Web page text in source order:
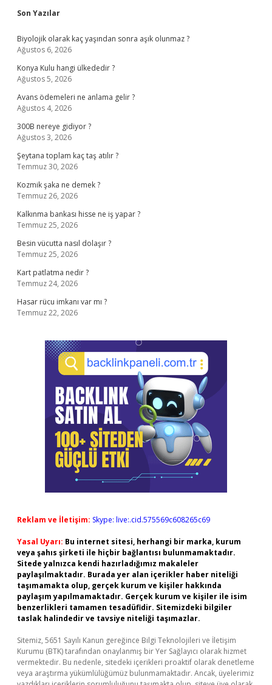
Sidebar
Son Yazılar
Biyolojik olarak kaç yaşından sonra aşık olunmaz ?
Ağustos 6, 2026
Konya Kulu hangi ülkededir ?
Ağustos 5, 2026
Avans ödemeleri ne anlama gelir ?
Ağustos 4, 2026
300B nereye gidiyor ?
Ağustos 3, 2026
Şeytana toplam kaç taş atılır ?
Temmuz 30, 2026
Kozmik şaka ne demek ?
Temmuz 26, 2026
Kalkınma bankası hisse ne iş yapar ?
Temmuz 25, 2026
Besin vücutta nasıl dolaşır ?
Temmuz 25, 2026
Kart patlatma nedir ?
Temmuz 24, 2026
Hasar rücu imkanı var mı ?
Temmuz 22, 2026
Reklam ve İletişim: Skype: live:.cid.575569c608265c69
Yasal Uyarı: Bu internet sitesi, herhangi bir marka, kurum
veya şahıs şirketi ile hiçbir bağlantısı bulunmamaktadır.
Sitede yalnızca kendi hazırladığımız makaleler
paylaşılmaktadır. Burada yer alan içerikler haber niteliği
taşımamakta olup, gerçek kurum ve kişiler hakkında
paylaşım yapılmamaktadır. Gerçek kurum ve kişiler ile isim
benzerlikleri tamamen tesadüfidir. Sitemizdeki bilgiler
taslak halindedir ve tavsiye niteliği taşımazlar.
Sitemiz, 5651 Sayılı Kanun gereğince Bilgi Teknolojileri ve İletişim
Kurumu (BTK) tarafından onaylanmış bir Yer Sağlayıcı olarak hizmet
vermektedir. Bu nedenle, sitedeki içerikleri proaktif olarak denetleme
veya araştırma yükümlülüğümüz bulunmamaktadır. Ancak, üyelerimiz